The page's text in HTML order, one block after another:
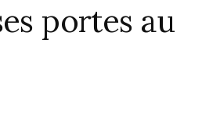
portes au